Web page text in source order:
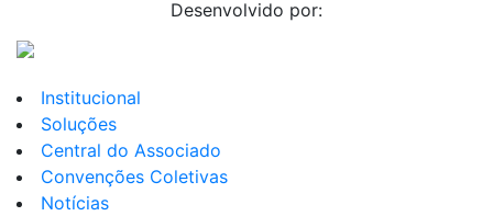
Institucional
Soluções
Central do Associado